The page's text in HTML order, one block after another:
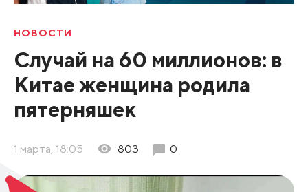
НОВОСТИ
Случай на 60 миллионов: в
Китае женщина родила
пятерняшек
1 марта, 18:05 803 0